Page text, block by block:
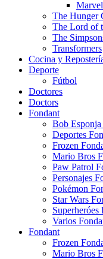
Marvel
The Hunger
The Lord of
The
Transformers
Cocina y
Deporte
Fútbol
Doctores
Doctors
Fondant
Bob
Deportes
Frozen
Mario Bros
Paw Patrol
Personajes
Pokémon
Star Wars
Superheróes
Varios
Fondant
Frozen
Mario Bros